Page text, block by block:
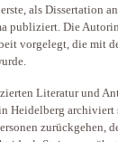
als Dissertation
publiziert. Die
vorgelegt, die mit
Literatur und
Heidelberg archiviert
zurückgehen,